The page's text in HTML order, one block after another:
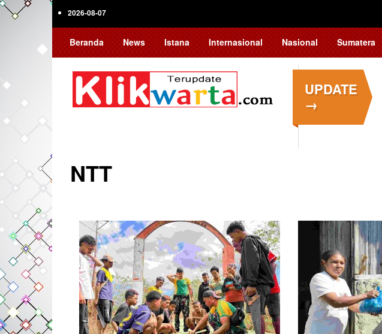
Skip
2026-08-07
Beranda News Istana Internasional Nasional Sumatera
UPDATE
→
NTT
Pagination